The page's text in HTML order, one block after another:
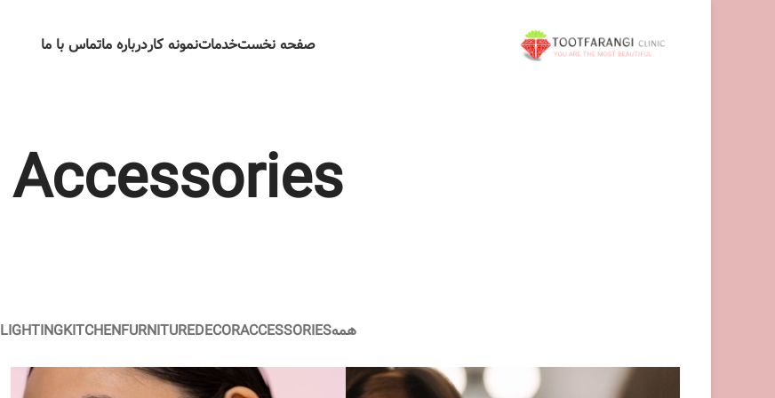
صفحه نخستخدماتنمونه کاردرباره ماتماس با ما
Accessories
همهACCESSORIES
DECOR
FURNITURE
KITCHEN
LIGHTING